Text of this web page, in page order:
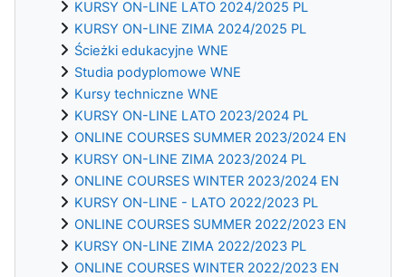
KURSY ON-LINE LATO 2024/2025 PL
KURSY ON-LINE ZIMA 2024/2025 PL
Ścieżki edukacyjne WNE
Studia podyplomowe WNE
Kursy techniczne WNE
KURSY ON-LINE LATO 2023/2024 PL
ONLINE COURSES SUMMER 2023/2024 EN
KURSY ON-LINE ZIMA 2023/2024 PL
ONLINE COURSES WINTER 2023/2024 EN
KURSY ON-LINE - LATO 2022/2023 PL
ONLINE COURSES SUMMER 2022/2023 EN
KURSY ON-LINE ZIMA 2022/2023 PL
ONLINE COURSES WINTER 2022/2023 EN